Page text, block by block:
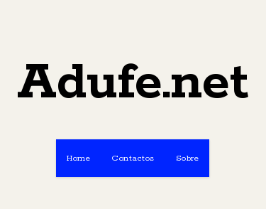
Adufe.net
Home Contactos Sobre